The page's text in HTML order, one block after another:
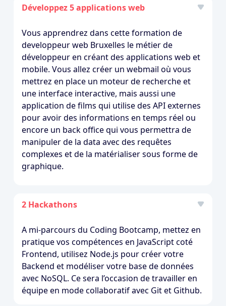
Développez 5 applications web
Vous apprendrez dans cette formation de
developpeur web Bruxelles le métier de
développeur en créant des applications web et
mobile. Vous allez créer un webmail où vous
mettrez en place un moteur de recherche et
une interface interactive, mais aussi une
application de films qui utilise des API externes
pour avoir des informations en temps réel ou
encore un back office qui vous permettra de
manipuler de la data avec des requêtes
complexes et de la matérialiser sous forme de
graphique.
2 Hackathons
A mi-parcours du Coding Bootcamp, mettez en
pratique vos compétences en JavaScript coté
Frontend, utilisez Node.js pour créer votre
Backend et modéliser votre base de données
avec NoSQL. Ce sera l’occasion de travailler en
équipe en mode collaboratif avec Git et Github.